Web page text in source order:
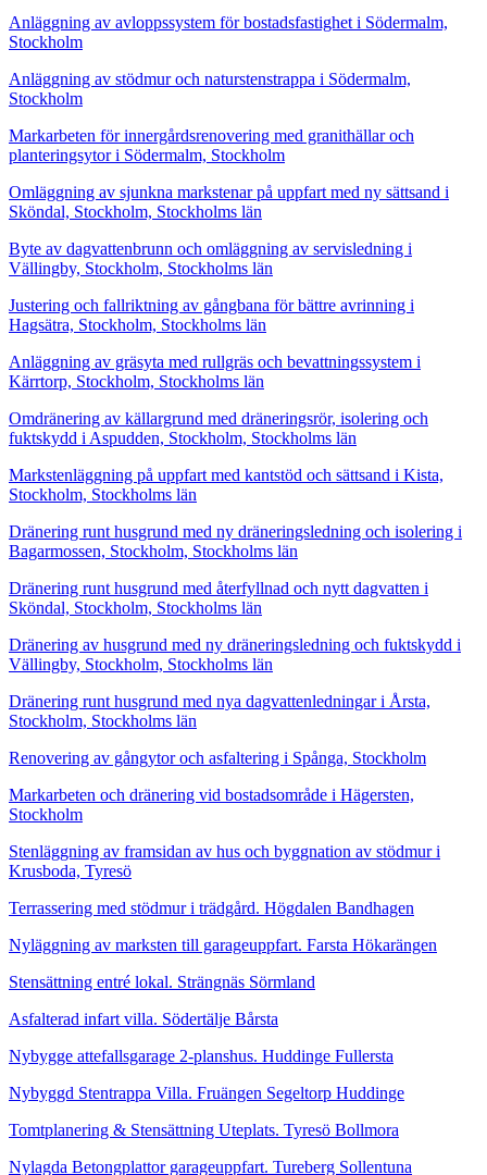
Anläggning av avloppssystem för bostadsfastighet i Södermalm,
Stockholm
Anläggning av stödmur och naturstenstrappa i Södermalm,
Stockholm
Markarbeten för innergårdsrenovering med granithällar och
planteringsytor i Södermalm, Stockholm
Omläggning av sjunkna markstenar på uppfart med ny sättsand i
Sköndal, Stockholm, Stockholms län
Byte av dagvattenbrunn och omläggning av servisledning i
Vällingby, Stockholm, Stockholms län
Justering och fallriktning av gångbana för bättre avrinning i
Hagsätra, Stockholm, Stockholms län
Anläggning av gräsyta med rullgräs och bevattningssystem i
Kärrtorp, Stockholm, Stockholms län
Omdränering av källargrund med dräneringsrör, isolering och
fuktskydd i Aspudden, Stockholm, Stockholms län
Markstenläggning på uppfart med kantstöd och sättsand i Kista,
Stockholm, Stockholms län
Dränering runt husgrund med ny dräneringsledning och isolering i
Bagarmossen, Stockholm, Stockholms län
Dränering runt husgrund med återfyllnad och nytt dagvatten i
Sköndal, Stockholm, Stockholms län
Dränering av husgrund med ny dräneringsledning och fuktskydd i
Vällingby, Stockholm, Stockholms län
Dränering runt husgrund med nya dagvattenledningar i Årsta,
Stockholm, Stockholms län
Renovering av gångytor och asfaltering i Spånga, Stockholm
Markarbeten och dränering vid bostadsområde i Hägersten,
Stockholm
Stenläggning av framsidan av hus och byggnation av stödmur i
Krusboda, Tyresö
Terrassering med stödmur i trädgård. Högdalen Bandhagen
Nyläggning av marksten till garageuppfart. Farsta Hökarängen
Stensättning entré lokal. Strängnäs Sörmland
Asfalterad infart villa. Södertälje Bårsta
Nybygge attefallsgarage 2-planshus. Huddinge Fullersta
Nybyggd Stentrappa Villa. Fruängen Segeltorp Huddinge
Tomtplanering & Stensättning Uteplats. Tyresö Bollmora
Nylagda Betongplattor garageuppfart. Tureberg Sollentuna